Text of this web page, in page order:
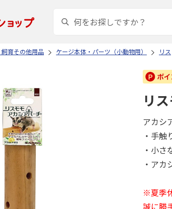
飼育その他用品 ケージ本体・パーツ（小動物用） リス
リ
アカシ
・手触
・小さ
・アカ
※夏季
誠に勝